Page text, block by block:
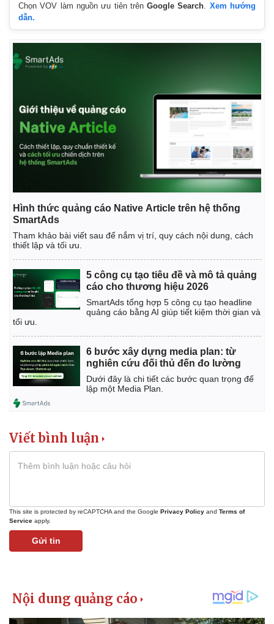
Pháp luật
Vụ án
Tin nóng
Tư vấn luật
Quân sự - Quốc phòng
Vũ khí
Việt Nam
Chọn VOV làm nguồn ưu tiên trênGoogle Search
Xem hướng
dẫn.
Hình thức quảng cáo Native Article trên hệ thống
SmartAds
Tham khảo bài viết sau để nắm vị trí, quy cách nội dung, cách
thiết lập và tối ưu.
5 công cụ tạo tiêu đề và mô tả quảng
cáo cho thương hiệu 2026
SmartAds tổng hợp 5 công cụ tạo headline
quảng cáo bằng AI giúp tiết kiệm thời gian và
tối ưu.
6 bước xây dựng media plan: từ
nghiên cứu đối thủ đến đo lường
Dưới đây là chi tiết các bước quan trọng để
lập một Media Plan.
Viết bình luận
This site is protected by reCAPTCHA and the Google Privacy Policy and Terms of
Service apply.
Gửi tin